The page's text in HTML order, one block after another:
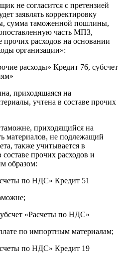
не согласится с претензией
заявлять корректировку
сумма таможенной пошлины,
часть МПЗ,
прочих расходов на основании
организации»:
расходы» Кредит 76, субсчет
приходящаяся на
учтена в составе прочих
приходящийся на
материалов, не подлежащий
также учитывается в
составе прочих расходов и
образом:
по НДС» Кредит 51
«Расчеты по НДС»
по импортным материалам;
по НДС» Кредит 19